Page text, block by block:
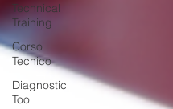
Technical
Training
Corso
Tecnico
Diagnostic
Tool